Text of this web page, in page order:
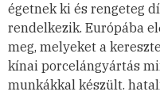
égetnek ki és rengeteg
rendelkezik. Európába
meg, melyeket a
kínai porcelángyártás
munkákkal készült.